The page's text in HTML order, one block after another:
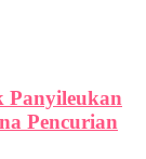
Panyileukan
Pencurian